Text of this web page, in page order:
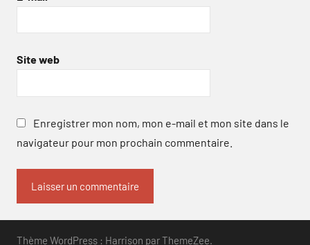
Site web
Enregistrer mon nom, mon e-mail et mon site dans le
navigateur pour mon prochain commentaire.
Thème WordPress : Harrison par ThemeZee.